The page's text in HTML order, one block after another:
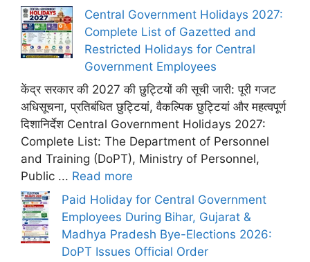
Central Government Holidays 2027:
Complete List of Gazetted and
Restricted Holidays for Central
Government Employees
केंद्र सरकार की 2027 की छुट्टियों की सूची जारी: पूरी गजट
अधिसूचना, प्रतिबंधित छुट्टियां, वैकल्पिक छुट्टियां और महत्वपूर्ण
दिशानिर्देश Central Government Holidays 2027:
Complete List: The Department of Personnel
and Training (DoPT), Ministry of Personnel,
Public ... Read more
Paid Holiday for Central Government
Employees During Bihar, Gujarat &
Madhya Pradesh Bye-Elections 2026:
DoPT Issues Official Order